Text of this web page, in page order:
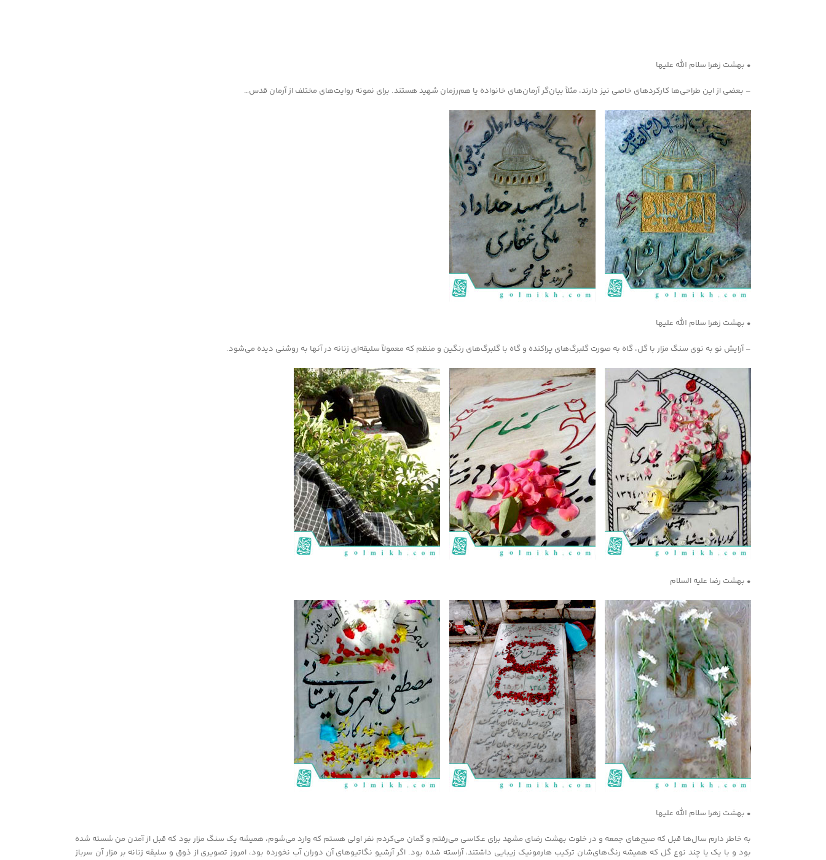
• بهشت زهرا سلام الله علیها
– بعضی از این طراحی‌ها کارکردهای خاصی نیز دارند، مثلاً بیان‌گر آرمان‌های خانواده یا هم‌رزمان شهید هستند. برای نمونه روایت‌های مختلف از آرمان قدس…
• بهشت زهرا سلام الله علیها
– آرایش نو به نوی سنگ مزار با گل، گاه به صورت گلبرگ‌های پراکنده و گاه با گلبرگ‌های رنگین و منظم که معمولاً سلیقه‌ای زنانه در آنها به روشنی دیده می‌شود.
• بهشت رضا علیه السلام
• بهشت زهرا سلام الله علیها
به خاطر دارم سال‌ها قبل که صبح‌های جمعه و در خلوت بهشت رضای مشهد برای عکاسی می‌رفتم و گمان می‌کردم نفر اولی هستم که وارد می‌شوم، همیشه یک سنگ مزار بود که قبل از آمدن من شسته شده
بود و با یک یا چند نوع گل که همیشه رنگ‌های‌شان ترکیب هارمونیک زیبایی داشتند، آراسته شده بود. اگر آرشیو نگاتیوهای آن دوران آب نخورده بود، امروز تصویری از ذوق و سلیقه ‌زنانه بر مزار آن سرباز